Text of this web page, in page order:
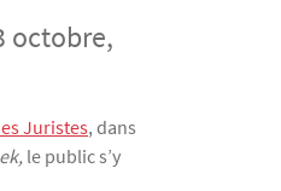
octobre,
Juristes, dans
le public s’y